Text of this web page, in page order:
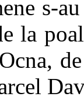
s-
la